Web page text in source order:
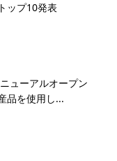
ップ10発表
ニューアルオープン
品を使用し...